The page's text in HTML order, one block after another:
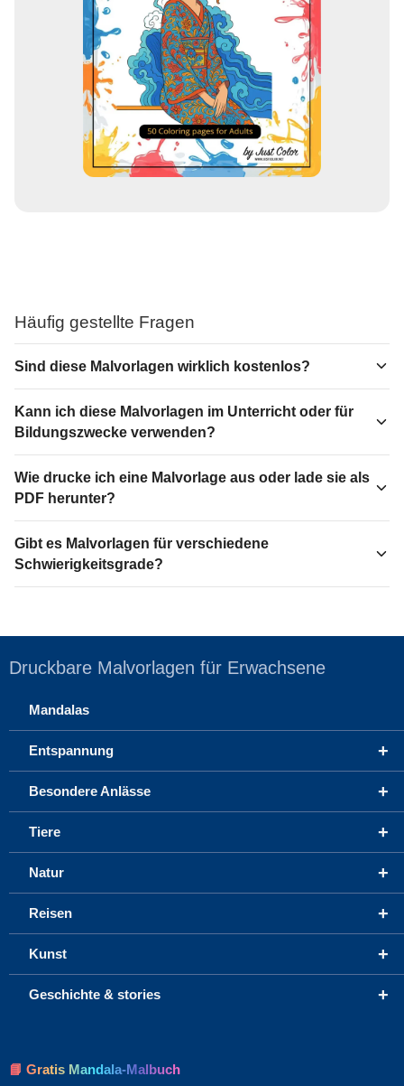
Häufig gestellte Fragen
Sind diese Malvorlagen wirklich kostenlos?
Kann ich diese Malvorlagen im Unterricht oder für
Bildungszwecke verwenden?
Wie drucke ich eine Malvorlage aus oder lade sie als
PDF herunter?
Gibt es Malvorlagen für verschiedene
Schwierigkeitsgrade?
Druckbare Malvorlagen für Erwachsene
Mandalas
+
Entspannung
+
Besondere Anlässe
+
Tiere
+
Natur
+
Reisen
+
Kunst
+
Geschichte & stories
📘 Gratis Mandala-Malbuch